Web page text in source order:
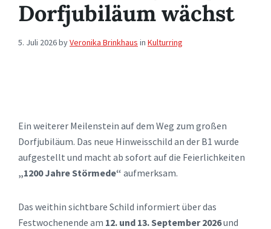
Dorfjubiläum wächst
5. Juli 2026byVeronika Brinkhaus in Kulturring
Ein weiterer Meilenstein auf dem Weg zum großen
Dorfjubiläum. Das neue Hinweisschild an der B1 wurde
aufgestellt und macht ab sofort auf die Feierlichkeiten
„1200 Jahre Störmede“ aufmerksam.
Das weithin sichtbare Schild informiert über das
Festwochenende am 12. und 13. September 2026und